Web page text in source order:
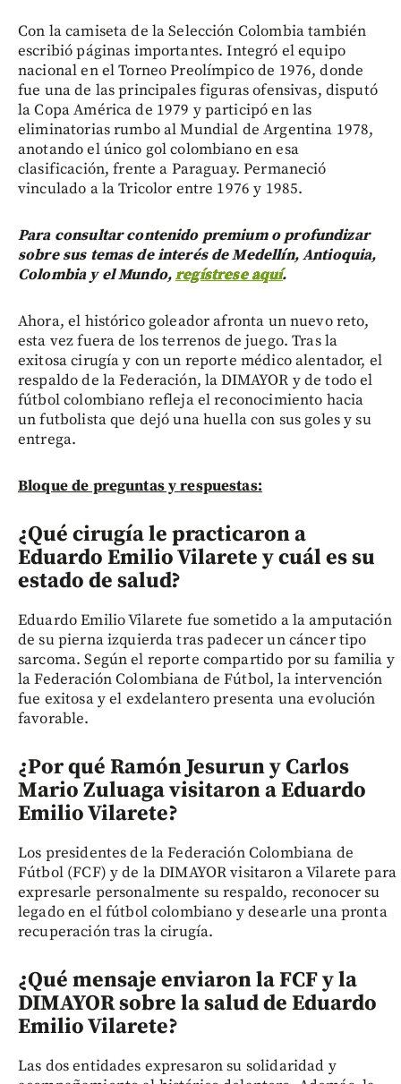
Con la camiseta de la Selección Colombia también
escribió páginas importantes. Integró el equipo
nacional en el Torneo Preolímpico de 1976, donde
fue una de las principales figuras ofensivas, disputó
la Copa América de 1979 y participó en las
eliminatorias rumbo al Mundial de Argentina 1978,
anotando el único gol colombiano en esa
clasificación, frente a Paraguay. Permaneció
vinculado a la Tricolor entre 1976 y 1985.
Para consultar contenido premium o profundizar
sobre sus temas de interés de Medellín, Antioquia,
Colombia y el Mundo,regístrese aquí.
Ahora, el histórico goleador afronta un nuevo reto,
esta vez fuera de los terrenos de juego. Tras la
exitosa cirugía y con un reporte médico alentador, el
respaldo de la Federación, la DIMAYOR y de todo el
fútbol colombiano refleja el reconocimiento hacia
un futbolista que dejó una huella con sus goles y su
entrega.
Bloque de preguntas y respuestas:
¿Qué cirugía le practicaron a
Eduardo Emilio Vilarete y cuál es su
estado de salud?
Eduardo Emilio Vilarete fue sometido a la amputación
de su pierna izquierda tras padecer un cáncer tipo
sarcoma. Según el reporte compartido por su familia y
la Federación Colombiana de Fútbol, la intervención
fue exitosa y el exdelantero presenta una evolución
favorable.
¿Por qué Ramón Jesurun y Carlos
Mario Zuluaga visitaron a Eduardo
Emilio Vilarete?
Los presidentes de la Federación Colombiana de
Fútbol (FCF) y de la DIMAYOR visitaron a Vilarete para
expresarle personalmente su respaldo, reconocer su
legado en el fútbol colombiano y desearle una pronta
recuperación tras la cirugía.
¿Qué mensaje enviaron la FCF y la
DIMAYOR sobre la salud de Eduardo
Emilio Vilarete?
Las dos entidades expresaron su solidaridad y